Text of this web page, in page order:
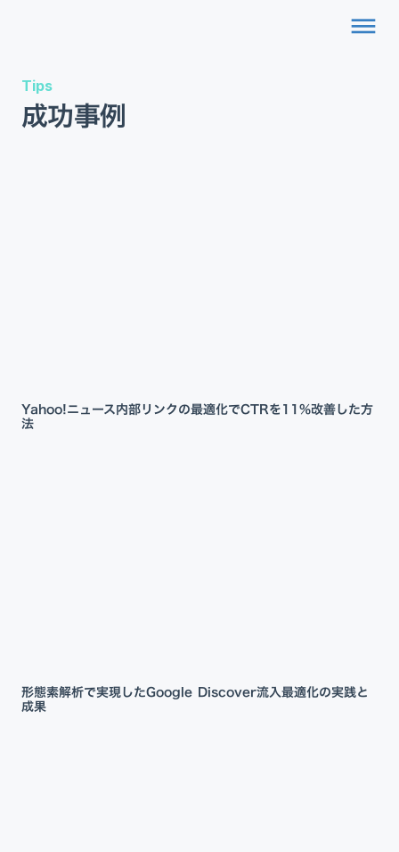
dehaze
Tips
成功事例
Yahoo!ニュース内部リンクの最適化でCTRを11%改善した方
法
形態素解析で実現したGoogle Discover流入最適化の実践と
成果